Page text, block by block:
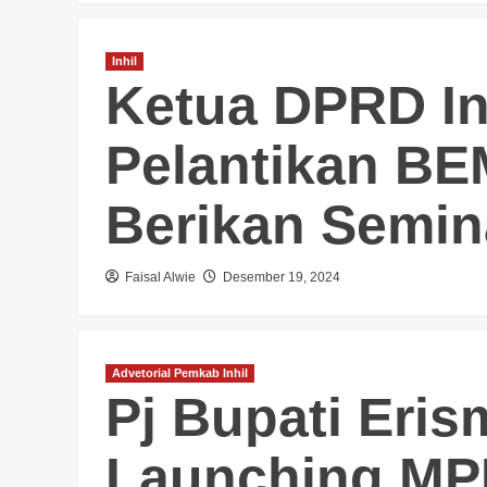
Inhil
Ketua DPRD
Pelantikan
Berikan
Faisal Alwie Desember 19, 2024
Advetorial Pemkab Inhil
Pj Bupati